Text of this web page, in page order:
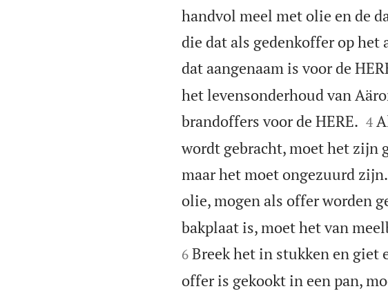
handvol meel met olie en de
die dat als gedenkoffer op
dat aangenaam is voor de
het levensonderhoud van
brandoffers voor de HERE.
4
wordt gebracht, moet het zijn
maar het moet ongezuurd
olie, mogen als offer worden
bakplaat is, moet het van
6 Breek het in stukken en giet
offer is gekookt in een pan,